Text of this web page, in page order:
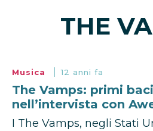
THE
Musica 12 anni fa
The Vamps: primi
nell’intervista con
I The Vamps, negli Stati